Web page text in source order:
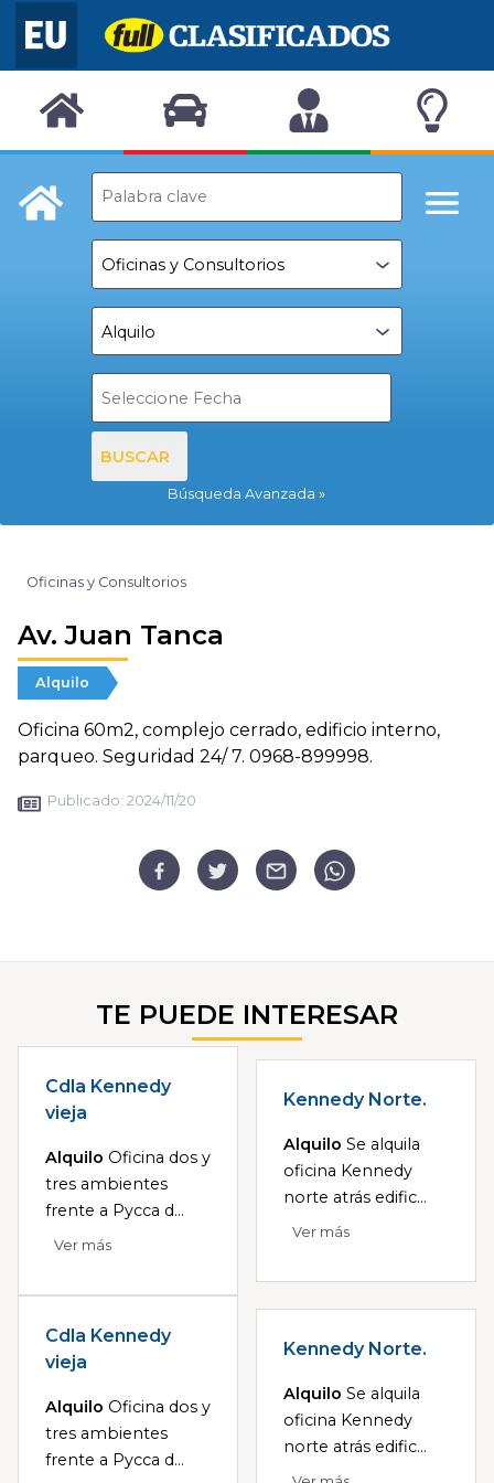
BUSCAR
Búsqueda Avanzada
Oficinas y Consultorios
Av. Juan Tanca
Alquilo
Oficina 60m2, complejo cerrado, edificio interno,
parqueo. Seguridad 24/ 7. 0968-899998.
Publicado: 2024/11/20
TE PUEDE INTERESAR
Cdla Kennedy
vieja
Alquilo Oficina dos y
tres ambientes
frente a Pycca d...
Ver más
Kennedy Norte.
Alquilo Se alquila
oficina Kennedy
norte atrás edific...
Ver más
Cdla Kennedy
vieja
Alquilo Oficina dos y
tres ambientes
frente a Pycca d...
Kennedy Norte.
Alquilo Se alquila
oficina Kennedy
norte atrás edific...